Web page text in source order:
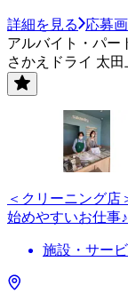
詳細を見る
応募
アルバイト・パー
さかえドライ 太
＜クリーニング
始めやすいお仕事♪
施設・サー